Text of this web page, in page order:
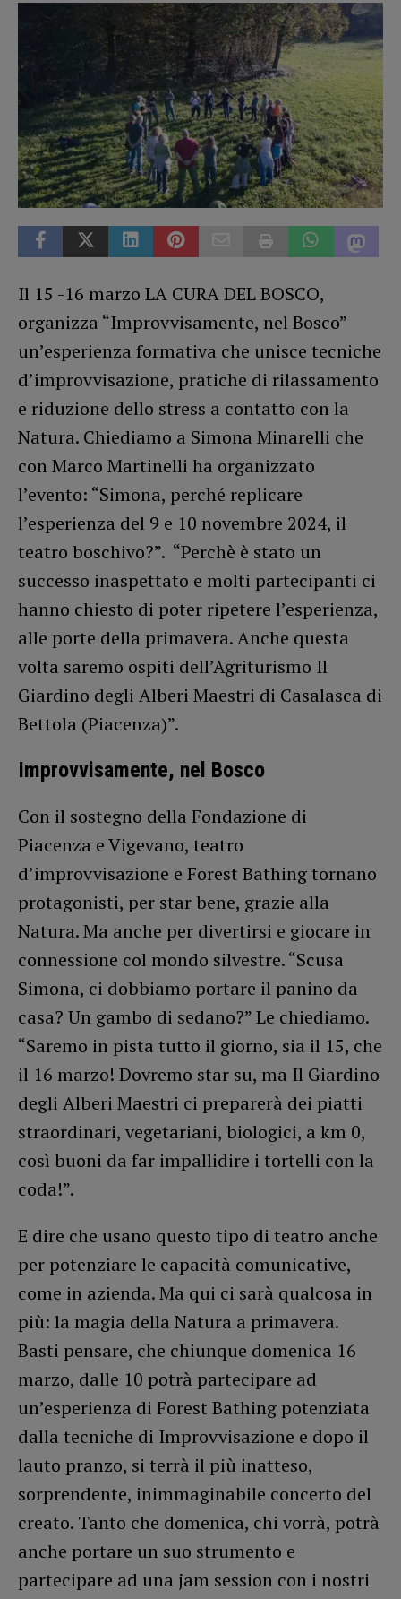
Il 15 -16 marzo LA CURA DEL BOSCO,
organizza “Improvvisamente, nel Bosco”
un’esperienza formativa che unisce tecniche
d’improvvisazione, pratiche di rilassamento
e riduzione dello stress a contatto con la
Natura. Chiediamo a Simona Minarelli che
con Marco Martinelli ha organizzato
l’evento: “Simona, perché replicare
l’esperienza del 9 e 10 novembre 2024, il
teatro boschivo?”. “Perchè è stato un
successo inaspettato e molti partecipanti ci
hanno chiesto di poter ripetere l’esperienza,
alle porte della primavera. Anche questa
volta saremo ospiti dell’Agriturismo Il
Giardino degli Alberi Maestri di Casalasca di
Bettola (Piacenza)”.
Improvvisamente, nel Bosco
Con il sostegno della Fondazione di
Piacenza e Vigevano, teatro
d’improvvisazione e Forest Bathing tornano
protagonisti, per star bene, grazie alla
Natura. Ma anche per divertirsi e giocare in
connessione col mondo silvestre. “Scusa
Simona, ci dobbiamo portare il panino da
casa? Un gambo di sedano?” Le chiediamo.
“Saremo in pista tutto il giorno, sia il 15, che
il 16 marzo! Dovremo star su, ma Il Giardino
degli Alberi Maestri ci preparerà dei piatti
straordinari, vegetariani, biologici, a km 0,
così buoni da far impallidire i tortelli con la
coda!”.
E dire che usano questo tipo di teatro anche
per potenziare le capacità comunicative,
come in azienda. Ma qui ci sarà qualcosa in
più: la magia della Natura a primavera.
Basti pensare, che chiunque domenica 16
marzo, dalle 10 potrà partecipare ad
un’esperienza di Forest Bathing potenziata
dalla tecniche di Improvvisazione e dopo il
lauto pranzo, si terrà il più inatteso,
sorprendente, inimmaginabile concerto del
creato. Tanto che domenica, chi vorrà, potrà
anche portare un suo strumento e
partecipare ad una jam session con i nostri